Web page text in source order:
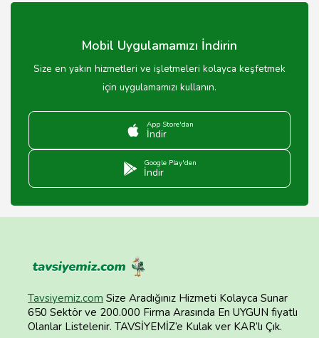
Mobil Uygulamamızı İndirin
Size en yakın hizmetleri ve işletmeleri kolayca keşfetmek
için uygulamamızı kullanın.
App Store'dan
İndir
Google Play'den
İndir
Tavsiyemiz.com Size Aradığınız Hizmeti Kolayca Sunar
650 Sektör ve 200.000 Firma Arasında En UYGUN fiyatlı
Olanlar Listelenir. TAVSİYEMİZ’e Kulak ver KAR’lı Çık.